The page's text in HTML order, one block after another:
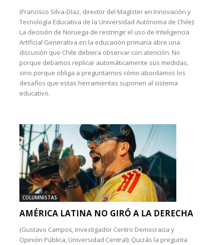
(Francisco Silva-Díaz, director del Magíster en Innovación y
Tecnología Educativa de la Universidad Autónoma de Chile):
La decisión de Noruega de restringir el uso de Inteligencia
Artificial Generativa en la educación primaria abre una
discusión que Chile debiera observar con atención. No
porque debamos replicar automáticamente sus medidas,
sino porque obliga a preguntarnos cómo abordamos los
desafíos que estas herramientas suponen al sistema
educativo.
COLUMNISTAS
AMÉRICA LATINA NO GIRÓ A LA DERECHA
(Gustavo Campos, investigador Centro Democracia y
Opinión Pública, Universidad Central): Quizás la pregunta